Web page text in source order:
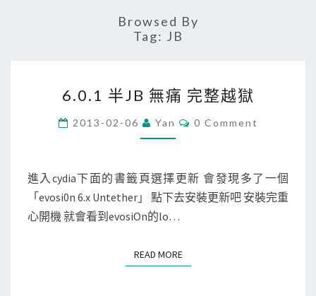
Browsed By
Tag: JB
半
JB
無
完
整
越
6.0.1 半JB 無痛 完整越獄
2013-02-06 Yan Comments
0 Comment
進入cydia下面的書籤頁選擇更新 會發現多了一個
「evosi0n 6.x Untether」 點下去安裝更新吧 安裝完重
心開機 就會看到evosiOn的lo…
READ MOREREAD MORE